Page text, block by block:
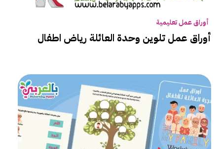
أوراق عمل تعليمية
أوراق عمل تلوين وحدة العائلة رياض اطفال